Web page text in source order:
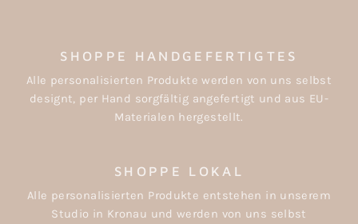
SHOPPE HANDGEFERTIGTES
Alle personalisierten Produkte werden von uns selbst
designt, per Hand sorgfältig angefertigt und aus EU-
Materialen hergestellt.
SHOPPE LOKAL
Alle personalisierten Produkte entstehen in unserem
Studio in Kronau und werden von uns selbst